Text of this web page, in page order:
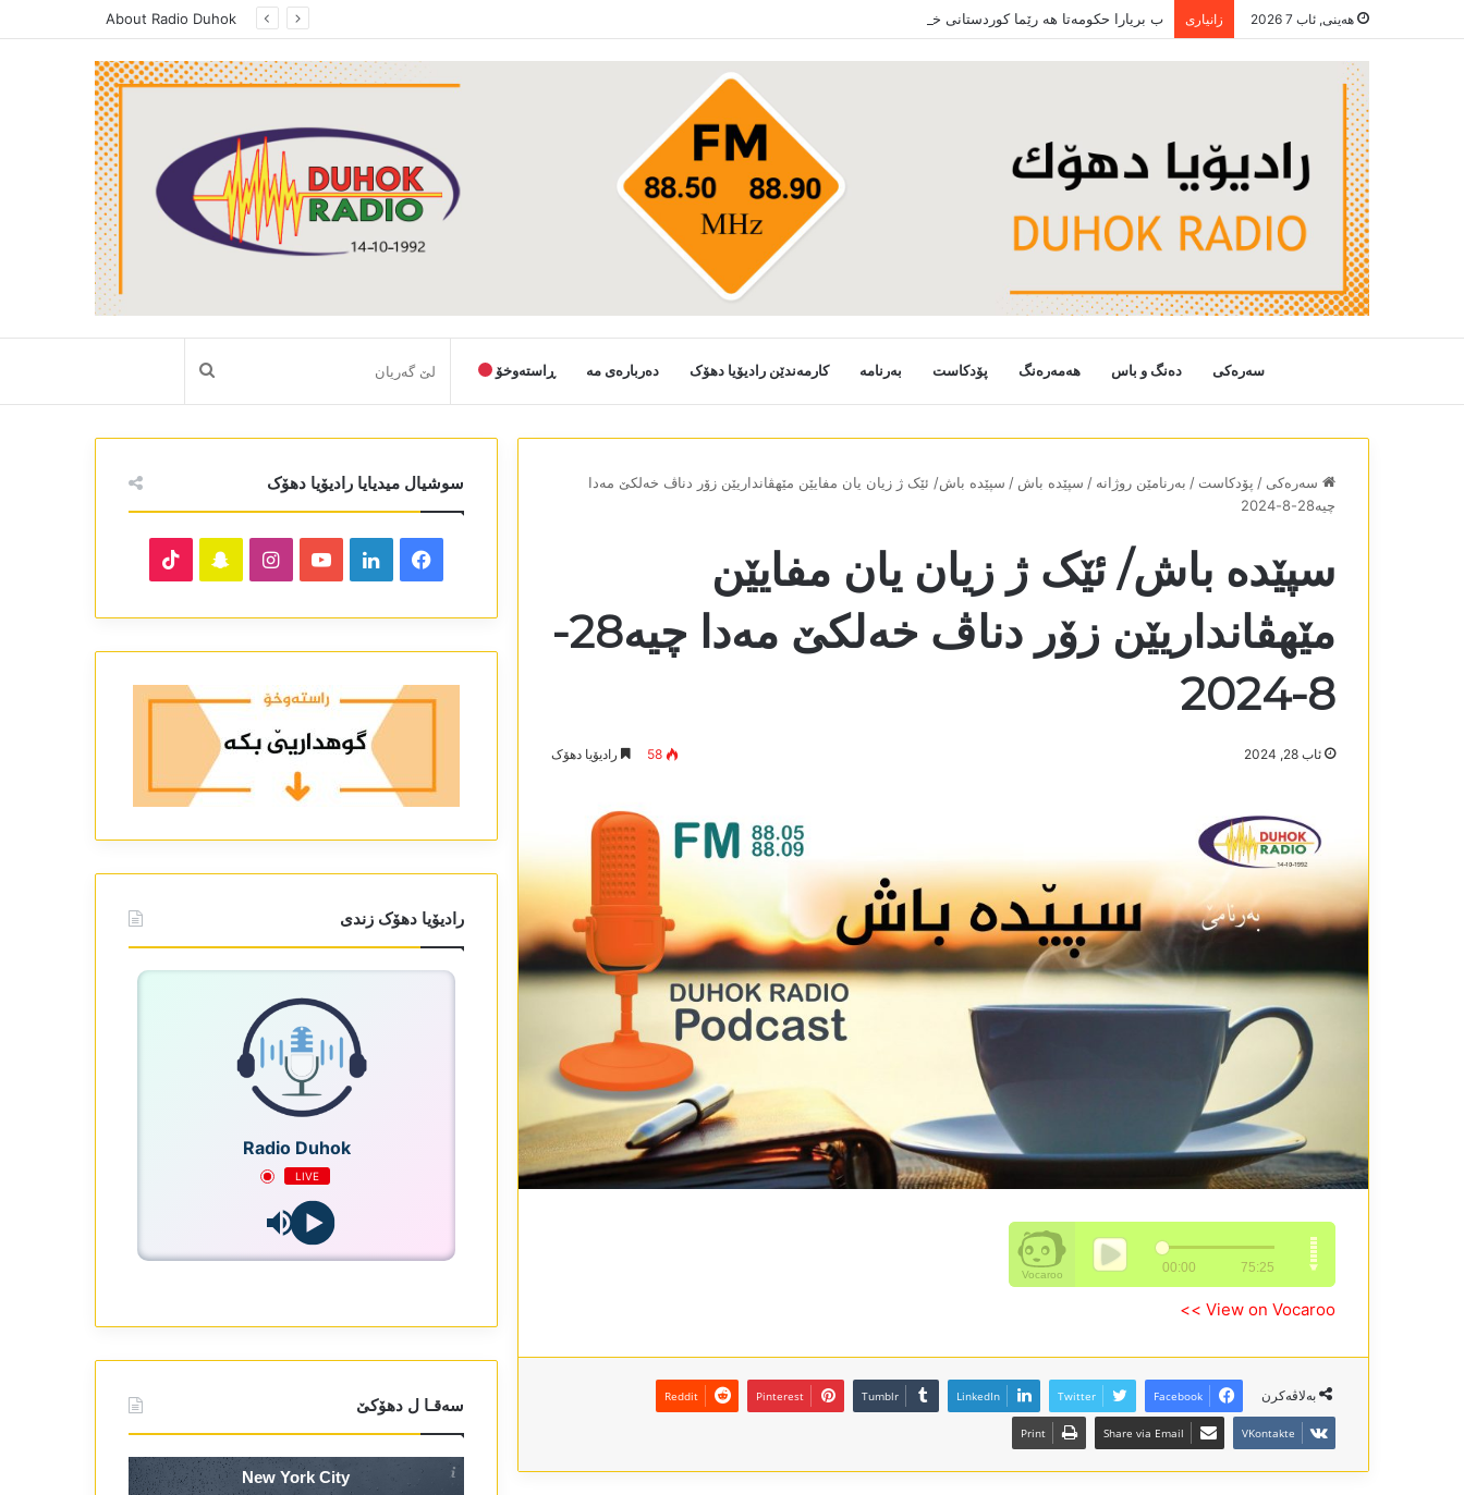
هەینی, ئاب 7 2026 زانیاری ب بریارا حکومەتا ھە رێما کوردستانی خەلکێ گوندێن سەر ب ئێدارا زاخو ڤە دشین سەرەدانا گوندیێن خو بکەن About Radio Duhok
سەرەکی دەنگ و باس هەمەرەنگ پۆدکاست بەرنامە کارمەندێن رادیۆیا دھۆک دەربارەی مە ڕاستەوخۆ لێ
گەریان
سەرەکی / پۆدکاست / بەرنامێن روژانە / سپێدە باش / سپێدە باش/ ئێک ژ زیان یان مفایێن مێھڤانداریێن زۆر دناڤ خەلکێ مەدا
چیە28-8-2024
سپێدە باش/ ئێک ژ زیان یان مفایێن
مێھڤانداریێن زۆر دناڤ خەلکێ مەدا چیە28-
8-2024
ئاب 28, 2024 58 رادیۆیا دھۆک
View on Vocaroo >>
بەلاڤەکرن Facebook
Twitter
LinkedIn
Tumblr
Pinterest
Reddit
VKontakte
Share via Email
Print
سوشیال میدیایا رادیۆیا دھۆک
Facebook
LinkedIn
YouTube
Instagram
Snapchat
رادیۆیا دھۆک زندی
Radio Duhok
LIVE
سەقـا ل دھۆکێ
New York City